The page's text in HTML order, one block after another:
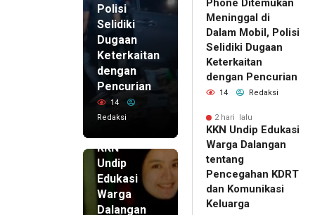
Polisi
Selidiki
Dugaan
Keterkaitan
dengan
Pencurian
14
Redaksi
KKN
Undip
Edukasi
Warga
Dalangan
Phone Ditemukan
Meninggal di
Dalam Mobil, Polisi
Selidiki Dugaan
Keterkaitan
dengan Pencurian
14 Redaksi
2 hari lalu
KKN Undip Edukasi
Warga Dalangan
tentang
Pencegahan KDRT
dan Komunikasi
Keluarga